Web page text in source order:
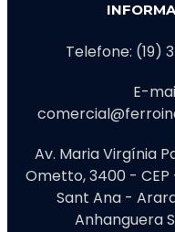
Telefone: (19)
E-
Av. Maria Virgínia
Ometto, 3400 - CEP
Sant Ana -
Anhanguera